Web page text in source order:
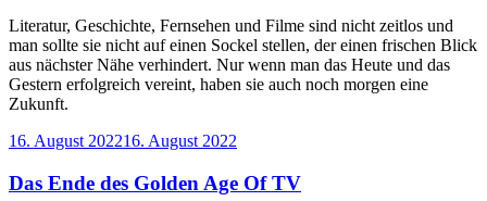
Literatur, Geschichte, Fernsehen und Filme sind nicht zeitlos und
man sollte sie nicht auf einen Sockel stellen, der einen frischen Blick
aus nächster Nähe verhindert. Nur wenn man das Heute und das
Gestern erfolgreich vereint, haben sie auch noch morgen eine
Zukunft.
Veröffentlicht
16. August 202216. August 2022
Das Ende des Golden Age Of TV